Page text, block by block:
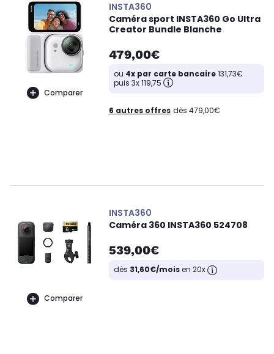
Comparer
INSTA360
Caméra sport INSTA360 Go Ultra
Creator Bundle Blanche
479,00€
ou 4x par carte bancaire131,73€
puis 3x 119,75
6 autres offres dès 479,00€
Comparer
INSTA360
Caméra 360 INSTA360 524708
539,00€
dès 31,60€/moisen 20x